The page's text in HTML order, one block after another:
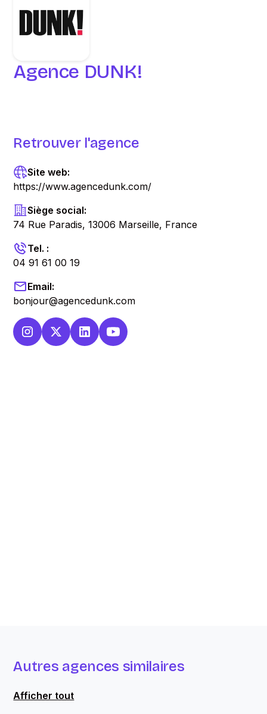
Agence DUNK!
Retrouver l'agence
Site web:
https://www.agencedunk.com/
Siège social:
74 Rue Paradis, 13006 Marseille, France
Tel. :
04 91 61 00 19
Email:
bonjour@agencedunk.com
Autres agences similaires
Afficher tout